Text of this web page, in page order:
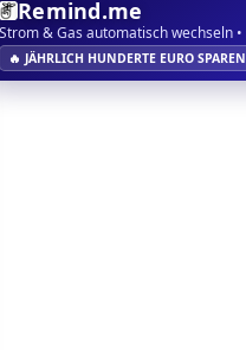
Remind.me
🔥 JÄHRLICH HUNDERTE EURO SPAREN